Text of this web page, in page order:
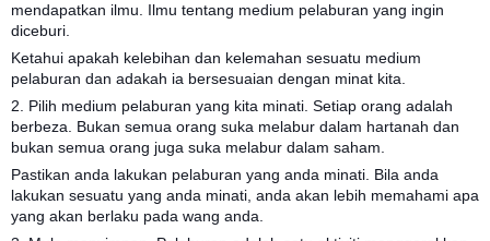
mendapatkan ilmu. Ilmu tentang medium pelaburan yang ingin
diceburi.
Ketahui apakah kelebihan dan kelemahan sesuatu medium
pelaburan dan adakah ia bersesuaian dengan minat kita.
2. Pilih medium pelaburan yang kita minati. Setiap orang adalah
berbeza. Bukan semua orang suka melabur dalam hartanah dan
bukan semua orang juga suka melabur dalam saham.
Pastikan anda lakukan pelaburan yang anda minati. Bila anda
lakukan sesuatu yang anda minati, anda akan lebih memahami apa
yang akan berlaku pada wang anda.